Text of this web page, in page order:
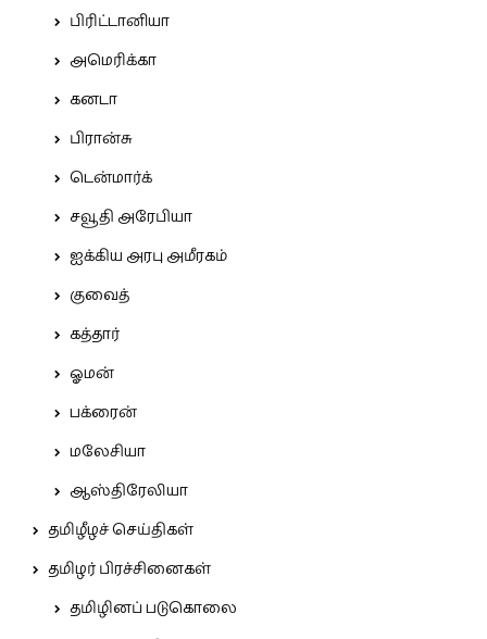
பிரிட்டானியா
அமெரிக்கா
கனடா
பிரான்சு
டென்மார்க்
சவூதி அரேபியா
ஐக்கிய அரபு அமீரகம்
குவைத்
கத்தார்
ஓமன்
பக்ரைன்
மலேசியா
ஆஸ்திரேலியா
தமிழீழச் செய்திகள்
தமிழர் பிரச்சினைகள்
தமிழினப் படுகொலை